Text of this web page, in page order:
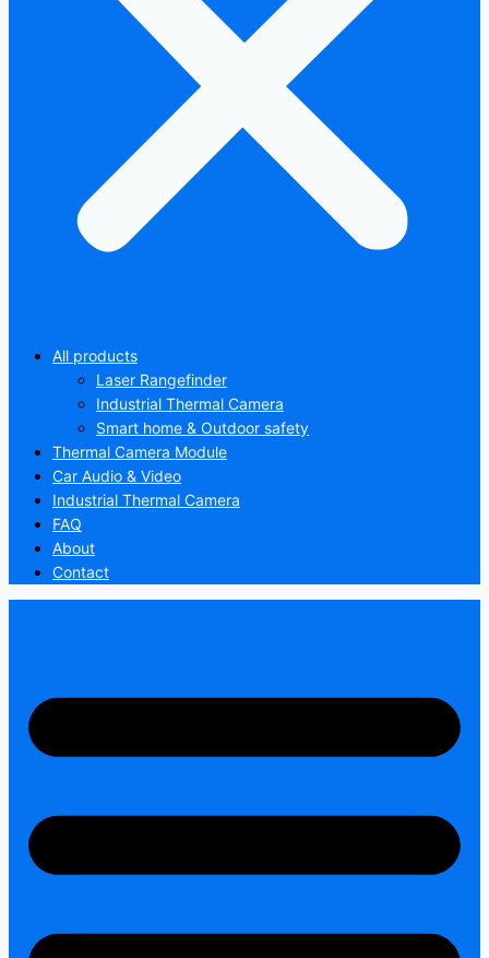
All products
Laser Rangefinder
Industrial Thermal Camera
Smart home & Outdoor safety
Thermal Camera Module
Car Audio & Video
Industrial Thermal Camera
FAQ
About
Contact